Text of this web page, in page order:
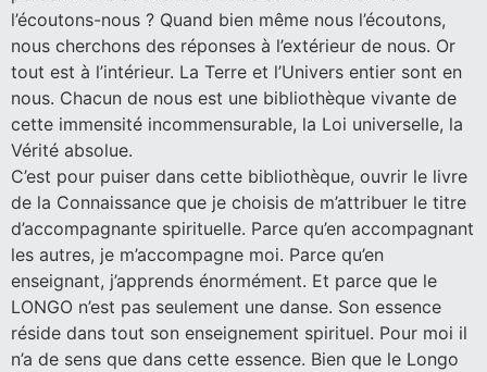
l’écoutons-nous ? Quand bien même nous l’écoutons,
nous cherchons des réponses à l’extérieur de nous. Or
tout est à l’intérieur. La Terre et l’Univers entier sont en
nous. Chacun de nous est une bibliothèque vivante de
cette immensité incommensurable, la Loi universelle, la
Vérité absolue.
C’est pour puiser dans cette bibliothèque, ouvrir le livre
de la Connaissance que je choisis de m’attribuer le titre
d’accompagnante spirituelle. Parce qu’en accompagnant
les autres, je m’accompagne moi. Parce qu’en
enseignant, j’apprends énormément. Et parce que le
LONGO n’est pas seulement une danse. Son essence
réside dans tout son enseignement spirituel. Pour moi il
n’a de sens que dans cette essence. Bien que le Longo